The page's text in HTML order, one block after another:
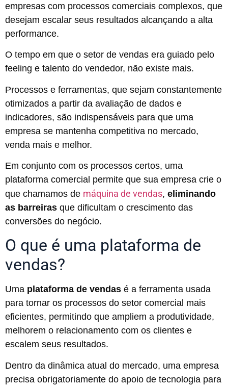
empresas com processos comerciais complexos, que
desejam escalar seus resultados alcançando a alta
performance.
O tempo em que o setor de vendas era guiado pelo
feeling e talento do vendedor, não existe mais.
Processos e ferramentas, que sejam constantemente
otimizados a partir da avaliação de dados e
indicadores, são indispensáveis para que uma
empresa se mantenha competitiva no mercado,
venda mais e melhor.
Em conjunto com os processos certos, uma
plataforma comercial permite que sua empresa crie o
que chamamos de máquina de vendas, eliminando
as barreiras que dificultam o crescimento das
conversões do negócio.
O que é uma plataforma de
vendas?
Uma plataforma de vendas é a ferramenta usada
para tornar os processos do setor comercial mais
eficientes, permitindo que ampliem a produtividade,
melhorem o relacionamento com os clientes e
escalem seus resultados.
Dentro da dinâmica atual do mercado, uma empresa
precisa obrigatoriamente do apoio de tecnologia para